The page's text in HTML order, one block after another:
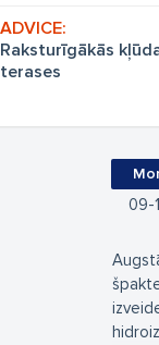
Raksturīgākās
terases
09